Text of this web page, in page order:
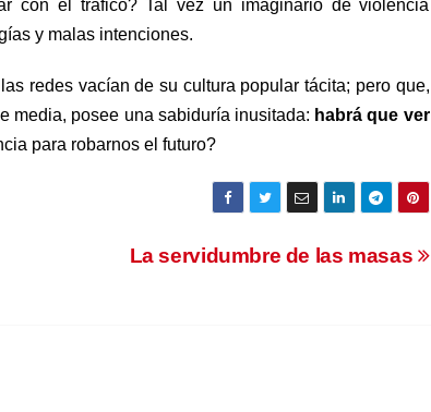
con el tráfico? Tal vez un imaginario de violencia
y malas intenciones.
redes vacían de su cultura popular tácita; pero que,
media, posee una sabiduría inusitada: habrá que ver
para robarnos el futuro?
La servidumbre de las masas